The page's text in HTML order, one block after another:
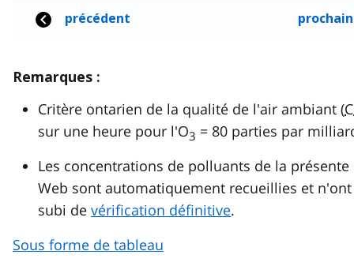
Remarques :
Critère ontarien de la qualité de l'air ambiant (
sur une heure pour l'O3 = 80 parties par
Les concentrations de polluants de la présente
Web sont automatiquement recueillies et
subi de vérification définitive.
Sous forme de tableau